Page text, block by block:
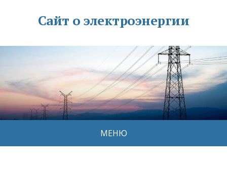
Сайт о электроэнергии
МЕНЮ